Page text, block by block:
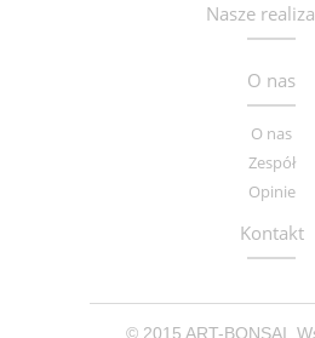
Nasze
O nas
O nas
Zespół
Opinie
Kontakt
© 2015 ART-BONSAI.